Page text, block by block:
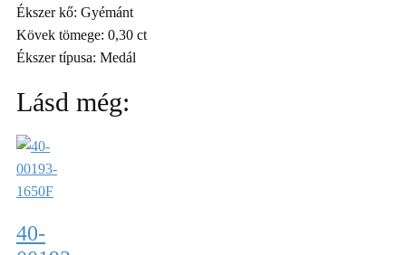
Ékszer kő: Gyémánt
Kövek tömege: 0,30 ct
Ékszer típusa: Medál
Lásd még:
40-